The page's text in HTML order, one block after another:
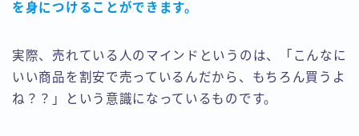
を身につけることができます。
実際、売れている人のマインドというのは、「こんなに
いい商品を割安で売っているんだから、もちろん買うよ
ね？？」という意識になっているものです。